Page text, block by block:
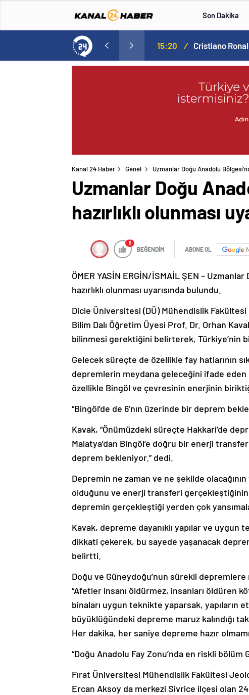
Son Dakika
Norweç silahlı kuvvetleri kadınlardan oluşan özel kuvvetler eğitimlerini başlattı. 15:20 /
Kanal 24 Haber Genel Uzmanlar Doğu Anadolu
Uzmanlar Doğu
hazırlıklı olunması
0
BEĞENDİM ABONE OL
ÖMER YASİN ERGİN/İSMAİL ŞEN –
hazırlıklı olunması uyarısında bulundu.
Dicle Üniversitesi (DÜ) Mühendislik
Bilim Dalı Öğretim Üyesi Prof. Dr. Orhan
bilinmesi gerektiğini belirterek, Türkiye’nin
Gelecek süreçte de özellikle fay hatlarının
depremlerin meydana geleceğini ifade eden
özellikle Bingöl ve çevresinin enerjinin
“Bingöl’de de 6’nın üzerinde bir deprem
Kavak, “Önümüzdeki süreçte Hakkari’de
Malatya’dan Bingöl’e doğru bir enerji
deprem bekleniyor.” dedi.
Depremin ne zaman ve ne şekilde
olduğunu ve enerji transferi
depremin gerçekleştiği yerden çok
Kavak, depreme dayanıklı yapılar ve
dikkati çekerek, bu sayede yaşanacak
belirtti.
Doğu ve Güneydoğu’nun sürekli
“Afetler insanı öldürmez, insanları öldüren
binaları uygun teknikte yaparsak, yapıların
büyüklüğündeki depreme maruz kalındığı
Her dakika, her saniye depreme hazır
“Doğu Anadolu Fay Zonu’nda en riskli bölüm
Fırat Üniversitesi Mühendislik Fakültesi
Ercan Aksoy da merkezi Sivrice ilçesi olan